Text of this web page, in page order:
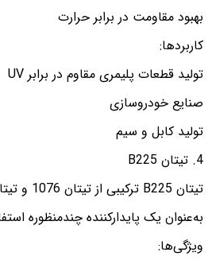
بهبود مقاومت در برابر حرارت
کاربردها:
تولید قطعات پلیمری مقاوم در برابر UV
صنایع خودروسازی
تولید کابل و سیم
4. تیتان B225
به‌عنوان یک پایدارکننده چندمنظوره
ویژگی‌ها: